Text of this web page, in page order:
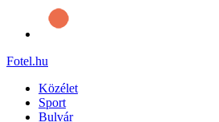
Fotel.hu
Közélet
Sport
Bulvár